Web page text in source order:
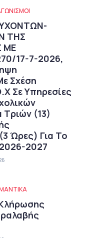
ΤΗΣ
ΜΕ
17-7-2026,
Σχέση
Σε Υπηρεσίες
(13)
Ώρες) Για Το
2027